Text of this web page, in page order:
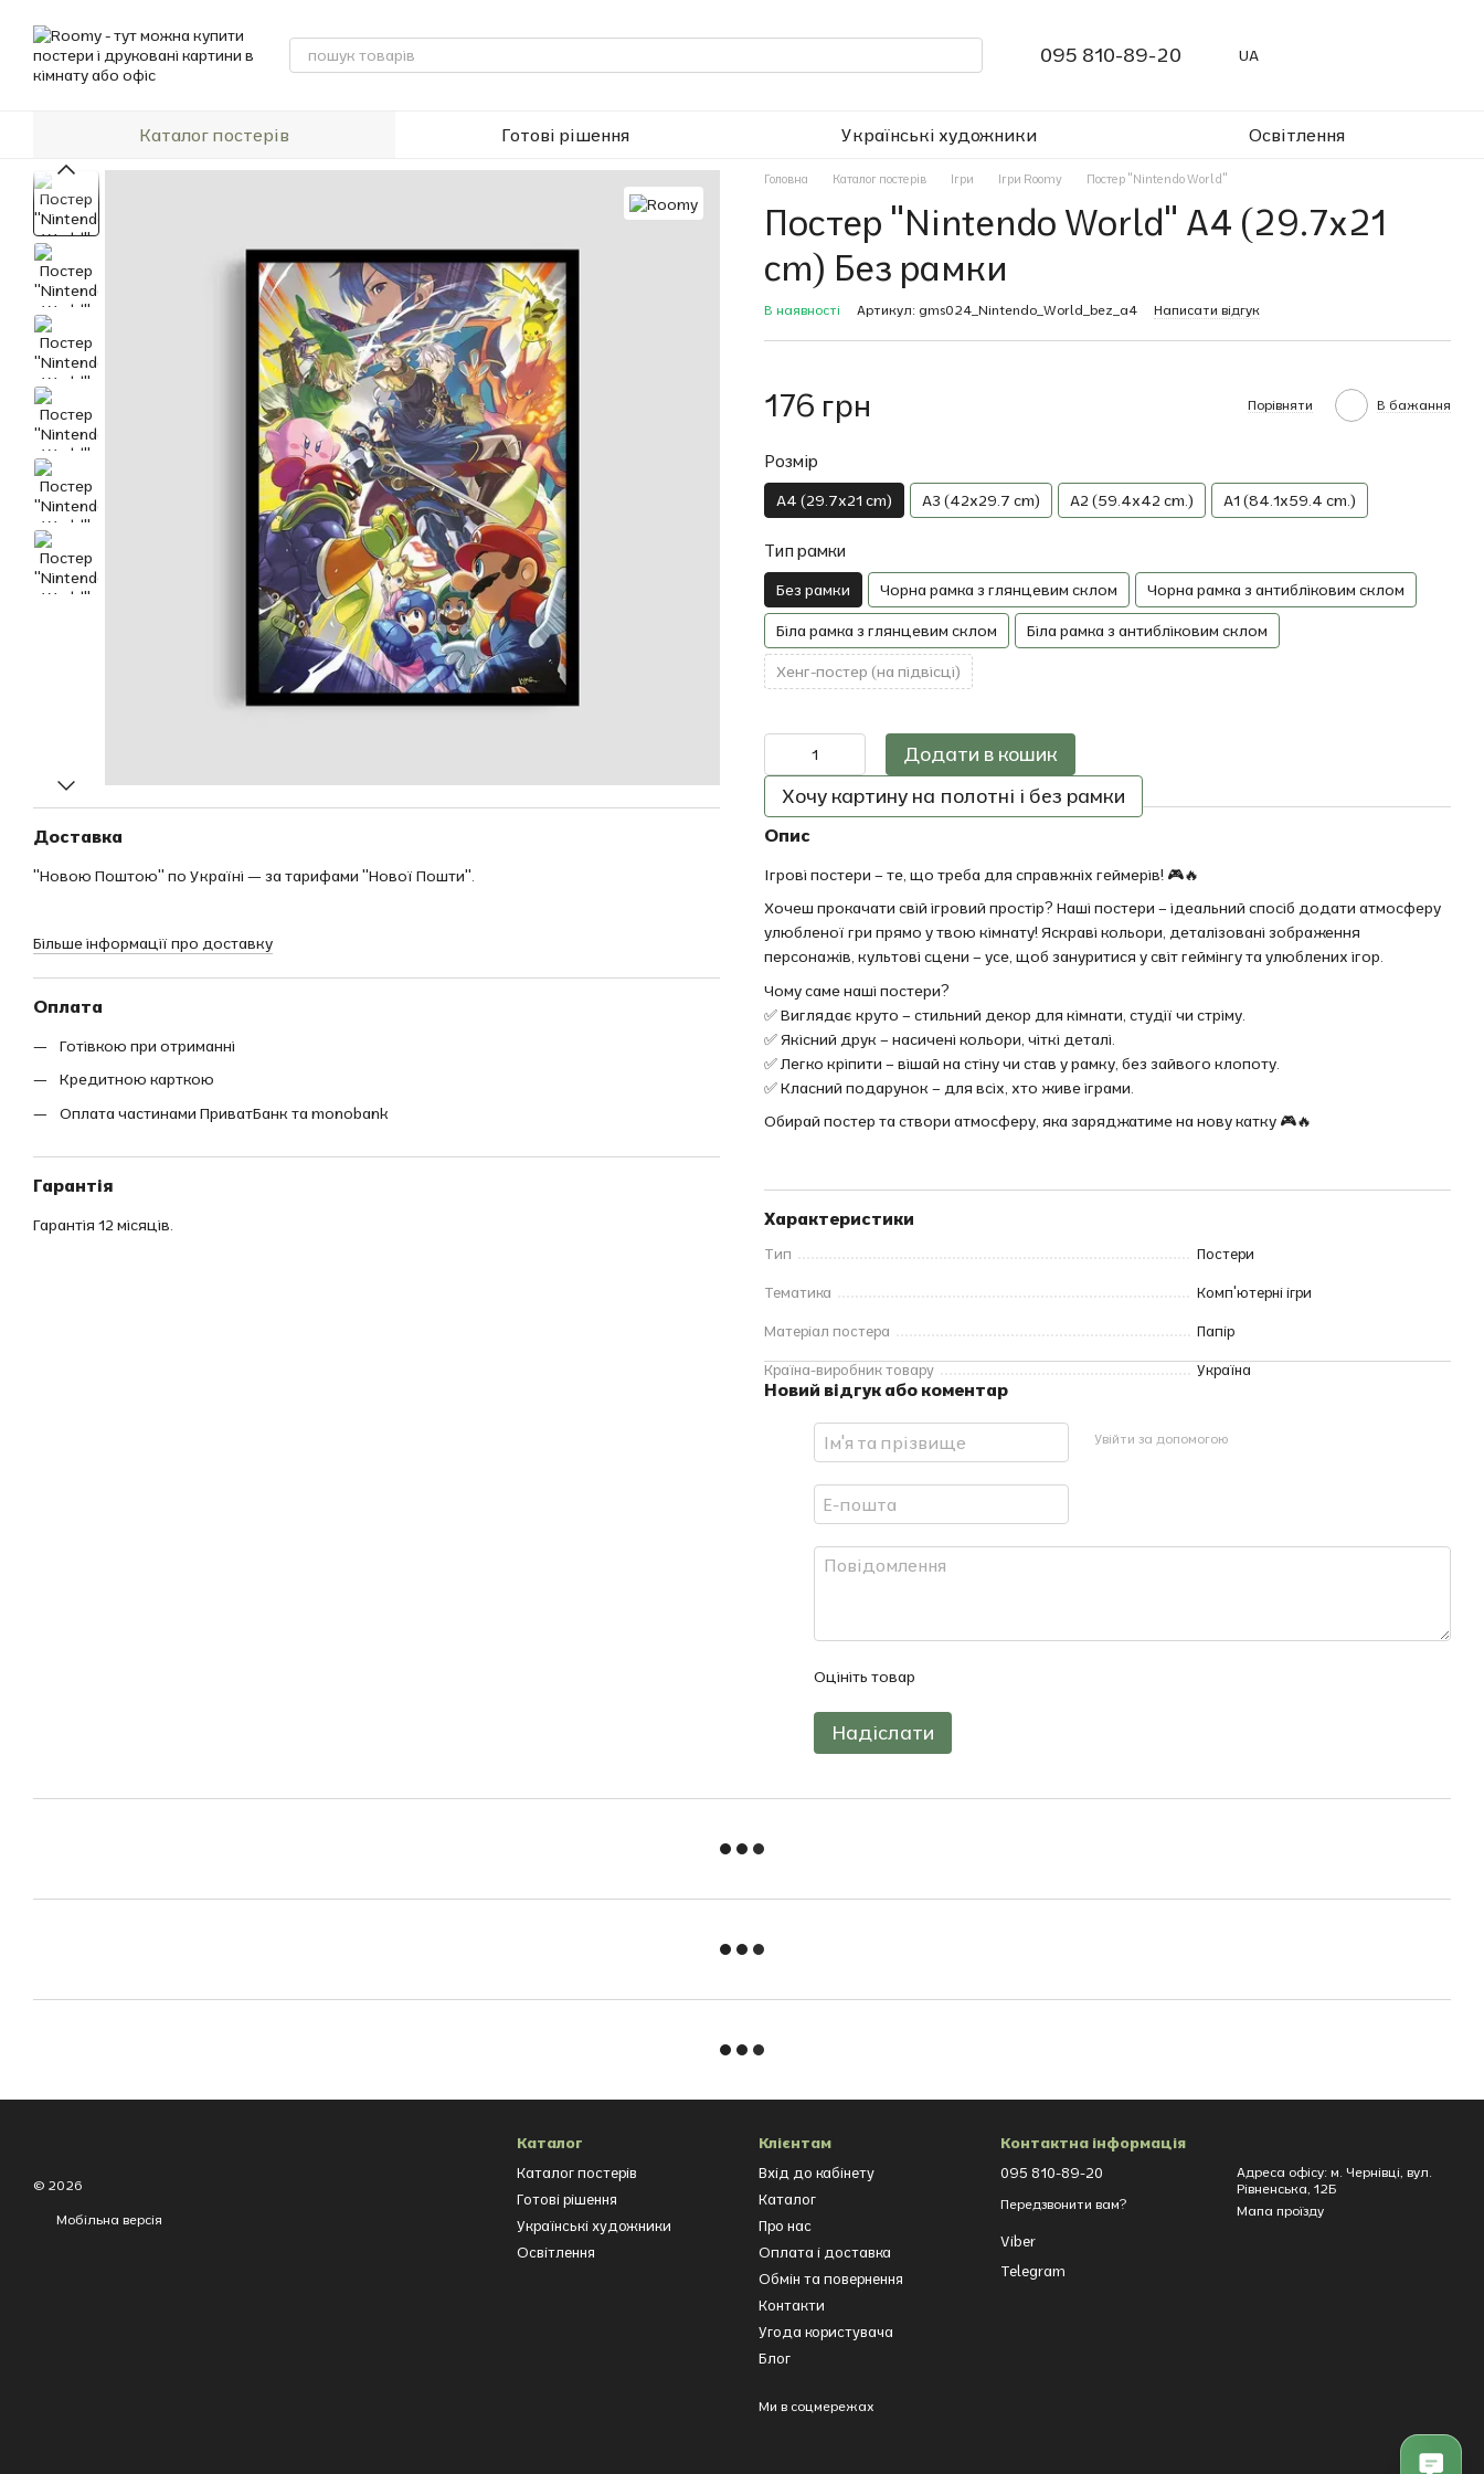
095 810-89-20 UA
Каталог постерів Готові рішення Українські художники Освітлення
Доставка
"Новою Поштою" по Україні — за тарифами "Нової Пошти".
Більше інформації про доставку
Оплата
Готівкою при отриманні
Кредитною карткою
Оплата частинами ПриватБанк та monobank
Гарантія
Гарантія 12 місяців.
Головна Каталог постерів Ігри Ігри Roomy Постер "Nintendo World"
Постер "Nintendo World" A4 (29.7x21
cm) Без рамки
В наявності Артикул: gms024_Nintendo_World_bez_a4 Написати відгук
176 грн Порівняти В бажання
Розмір
A4 (29.7x21 cm) A3 (42x29.7 cm) A2 (59.4x42 cm.) A1 (84.1x59.4 cm.)
Тип рамки
Без рамки Чорна рамка з глянцевим склом Чорна рамка з антибліковим склом
Біла рамка з глянцевим склом Біла рамка з антибліковим склом
Хенг-постер (на підвісці)
Додати в кошик
Хочу картину на полотні і без рамки
Опис
Ігрові постери – те, що треба для справжніх геймерів! 🎮🔥
Хочеш прокачати свій ігровий простір? Наші постери – ідеальний спосіб додати атмосферу
улюбленої гри прямо у твою кімнату! Яскраві кольори, деталізовані зображення
персонажів, культові сцени – усе, щоб зануритися у світ геймінгу та улюблених ігор.
Чому саме наші постери?
✅ Виглядає круто – стильний декор для кімнати, студії чи стріму.
✅ Якісний друк – насичені кольори, чіткі деталі.
✅ Легко кріпити – вішай на стіну чи став у рамку, без зайвого клопоту.
✅ Класний подарунок – для всіх, хто живе іграми.
Обирай постер та створи атмосферу, яка заряджатиме на нову катку 🎮🔥
Характеристики
Тип Постери
Тематика Комп'ютерні ігри
Матеріал постера Папір
Країна-виробник товару Україна
Новий відгук або коментар
Увійти за допомогою
Оцініть товар
Надіслати
© 2026
Мобільна версія
Каталог
Каталог постерів
Готові рішення
Українські художники
Освітлення
Клієнтам
Вхід до кабінету
Каталог
Про нас
Оплата і доставка
Обмін та повернення
Контакти
Угода користувача
Блог
Ми в соцмережах
Контактна інформація
095 810-89-20
Передзвонити вам?
Viber
Telegram
Адреса офісу: м. Чернівці, вул.
Рівненська, 12Б
Мапа проїзду